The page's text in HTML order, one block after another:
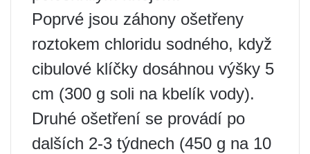
Poprvé jsou záhony ošetřeny
roztokem chloridu sodného, ​​když
cibulové klíčky dosáhnou výšky 5
cm (300 g soli na kbelík vody).
Druhé ošetření se provádí po
dalších 2-3 týdnech (450 g na 10